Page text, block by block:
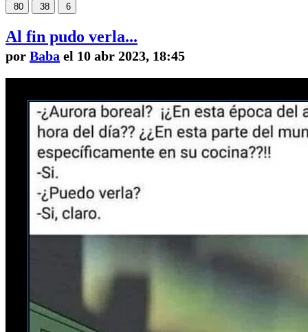
80 38 6
Al fin pudo verla...
por Baba el 10 abr 2023, 18:45